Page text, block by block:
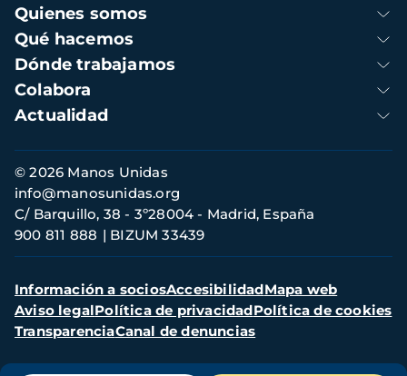
Navegación
principal
Quienes somos
Qué hacemos
Dónde trabajamos
Colabora
Actualidad
Información
de
contacto
© 2026 Manos Unidas
C/ Barquillo, 38 - 3º28004 - Madrid, España
900 811 888
BIZUM 33439
info@manosunidas.org
Menú
secundario
Información a sociosAccesibilidadMapa web
Aviso legalPolítica de privacidadPolítica de cookies
TransparenciaCanal de denuncias